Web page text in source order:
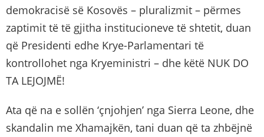
demokracisë së Kosovës – pluralizmit – përmes
zaptimit të të gjitha institucioneve të shtetit, duan
që Presidenti edhe Krye-Parlamentari të
kontrollohet nga Kryeministri – dhe këtë NUK DO
TA LEJOJMË!
Ata që na e sollën ‘çnjohjen’ nga Sierra Leone, dhe
skandalin me Xhamajkën, tani duan që ta zhbëjnë